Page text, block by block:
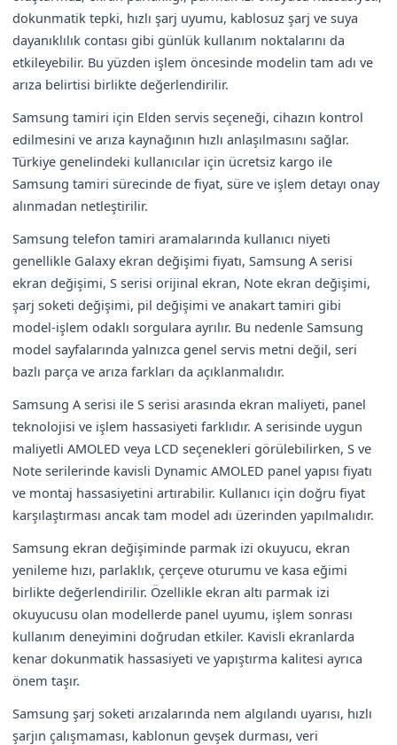
dokunmatik tepki, hızlı şarj uyumu, kablosuz şarj ve suya
dayanıklılık contası gibi günlük kullanım noktalarını da
etkileyebilir. Bu yüzden işlem öncesinde modelin tam adı ve
arıza belirtisi birlikte değerlendirilir.
Samsung tamiri için Elden servis seçeneği, cihazın kontrol
edilmesini ve arıza kaynağının hızlı anlaşılmasını sağlar.
Türkiye genelindeki kullanıcılar için ücretsiz kargo ile
Samsung tamiri sürecinde de fiyat, süre ve işlem detayı onay
alınmadan netleştirilir.
Samsung telefon tamiri aramalarında kullanıcı niyeti
genellikle Galaxy ekran değişimi fiyatı, Samsung A serisi
ekran değişimi, S serisi orijinal ekran, Note ekran değişimi,
şarj soketi değişimi, pil değişimi ve anakart tamiri gibi
model-işlem odaklı sorgulara ayrılır. Bu nedenle Samsung
model sayfalarında yalnızca genel servis metni değil, seri
bazlı parça ve arıza farkları da açıklanmalıdır.
Samsung A serisi ile S serisi arasında ekran maliyeti, panel
teknolojisi ve işlem hassasiyeti farklıdır. A serisinde uygun
maliyetli AMOLED veya LCD seçenekleri görülebilirken, S ve
Note serilerinde kavisli Dynamic AMOLED panel yapısı fiyatı
ve montaj hassasiyetini artırabilir. Kullanıcı için doğru fiyat
karşılaştırması ancak tam model adı üzerinden yapılmalıdır.
Samsung ekran değişiminde parmak izi okuyucu, ekran
yenileme hızı, parlaklık, çerçeve oturumu ve kasa eğimi
birlikte değerlendirilir. Özellikle ekran altı parmak izi
okuyucusu olan modellerde panel uyumu, işlem sonrası
kullanım deneyimini doğrudan etkiler. Kavisli ekranlarda
kenar dokunmatik hassasiyeti ve yapıştırma kalitesi ayrıca
önem taşır.
Samsung şarj soketi arızalarında nem algılandı uyarısı, hızlı
şarjın çalışmaması, kablonun gevşek durması, veri